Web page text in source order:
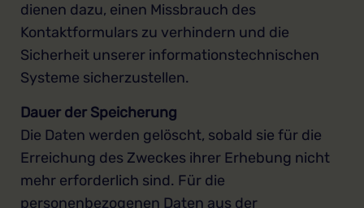
dienen dazu, einen Missbrauch des
Kontaktformulars zu verhindern und die
Sicherheit unserer informationstechnischen
Systeme sicherzustellen.
Dauer der Speicherung
Die Daten werden gelöscht, sobald sie für die
Erreichung des Zweckes ihrer Erhebung nicht
mehr erforderlich sind. Für die
personenbezogenen Daten aus der